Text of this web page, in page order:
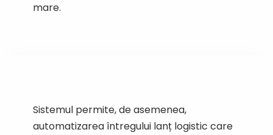
mare.
Sistemul permite, de asemenea,
automatizarea întregului lanț logistic care